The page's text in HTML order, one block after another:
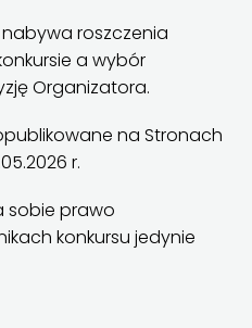
nabywa roszczenia
a wybór
Organizatora.
na Stronach
r.
sobie prawo
konkursu jedynie